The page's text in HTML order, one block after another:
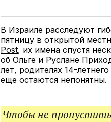
В Израиле расследуют
пятницу в открытой
Post, их имена спустя
об Ольге и Руслане
лет, родителях 14-
еще остаются непонятны.
Чтобы не